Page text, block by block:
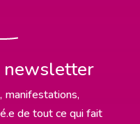
newsletter
manifestations,
de tout ce qui fait